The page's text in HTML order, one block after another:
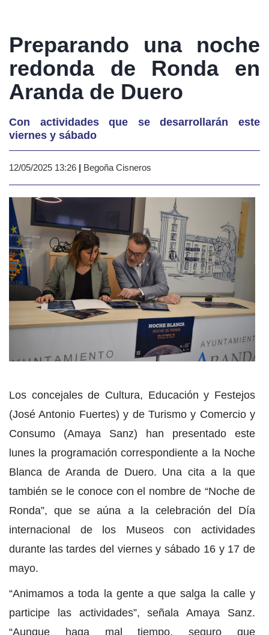
Preparando una noche
redonda de Ronda en
Aranda de Duero
Con actividades que se desarrollarán este
viernes y sábado
12/05/2025 13:26 | Begoña Cisneros
Los concejales de Cultura, Educación y Festejos
(José Antonio Fuertes) y de Turismo y Comercio y
Consumo (Amaya Sanz) han presentado este
lunes la programación correspondiente a la Noche
Blanca de Aranda de Duero. Una cita a la que
también se le conoce con el nombre de “Noche de
Ronda”, que se aúna a la celebración del Día
internacional de los Museos con actividades
durante las tardes del viernes y sábado 16 y 17 de
mayo.
“Animamos a toda la gente a que salga la calle y
participe las actividades”, señala Amaya Sanz.
“Aunque haga mal tiempo, seguro que